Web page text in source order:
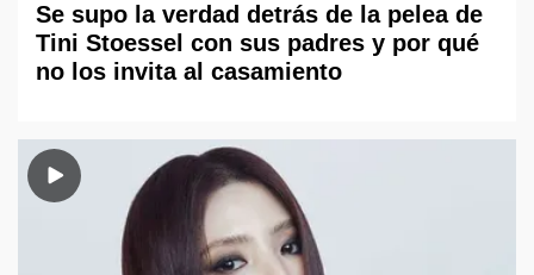
Se supo la verdad detrás de la pelea de
Tini Stoessel con sus padres y por qué
no los invita al casamiento